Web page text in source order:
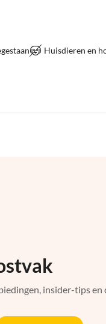
Huisdieren en
insider-tips en